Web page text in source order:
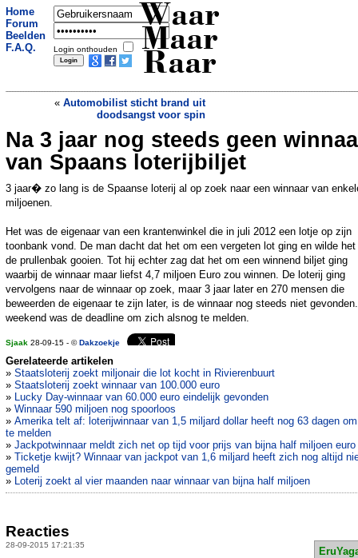
Home
Forum
Beelden
F.A.Q.
Login onthouden
Waar
Maar
Raar
« Automobilist sticht brand uit
doodsangst voor spin
Meisje vangt vis met speelgoedhengel »
Na 3 jaar nog steeds geen
van Spaans loterijbiljet
3 jaar� zo lang is de Spaanse loterij al op zoek naar een winnaar van
miljoenen.
Het was de eigenaar van een krantenwinkel die in juli 2012 een lotje op zijn
toonbank vond. De man dacht dat het om een vergeten lot ging en wilde het
de prullenbak gooien. Tot hij echter zag dat het om een winnend biljet ging
waarbij de winnaar maar liefst 4,7 miljoen Euro zou winnen. De loterij ging
vervolgens naar de winnaar op zoek, maar 3 jaar later en 270 mensen die
beweerden de eigenaar te zijn later, is de winnaar nog steeds niet
weekend was de deadline om zich alsnog te melden.
Sjaak 28-09-15 - ©Dakzoekje
Gerelateerde artikelen
» Staatsloterij zoekt miljonair die lot kocht in Rivierenbuurt
» Staatsloterij zoekt winnaar van 100.000 euro
» Lucky Day-winnaar van 60.000 euro eindelijk gevonden
» Winnaar 590 miljoen nog spoorloos
» Amerika telt af: loterijwinnaar van 1,5 miljard dollar heeft nog 63 dagen
te melden
» Jackpotwinnaar meldt zich net op tijd voor prijs van bijna half miljoen euro
» Ticketje kwijt? Winnaar van jackpot van 1,6 miljard heeft zich nog altijd
gemeld
» Loterij zoekt al vier maanden naar winnaar van bijna half miljoen
Reacties
28-09-2015 17:21:35